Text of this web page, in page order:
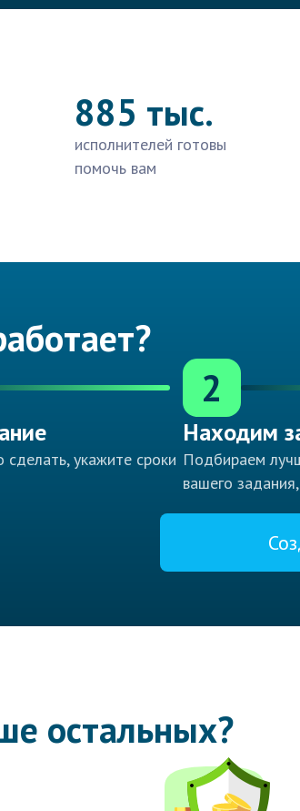
885 тыс.
исполнителей готовы
помочь вам
укажите сроки
2
Находим
Подбираем
вашего
остальных?